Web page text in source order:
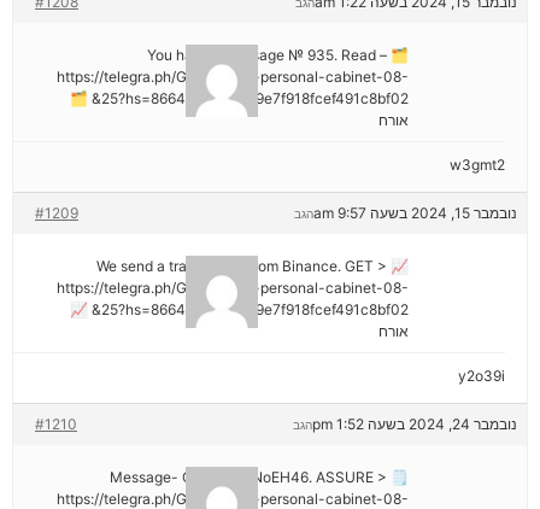
🗂 You have 1 message № 935. Read –
https://telegra.ph/Go-to-your-personal-cabinet-08-
25?hs=8664c520642b9e7f918fcef491c8bf02& 🗂
אורח
w3gmt2
נובמבר 15, 2024 בשעה 9:57 am #1209 הגב
📈 We send a transaction from Binance. GЕТ >
https://telegra.ph/Go-to-your-personal-cabinet-08-
25?hs=8664c520642b9e7f918fcef491c8bf02& 📈
אורח
y2o39i
נובמבר 24, 2024 בשעה 1:52 pm #1210 הגב
🗒 Message- Operation NoEH46. ASSURE >
https://telegra.ph/Go-to-your-personal-cabinet-08-